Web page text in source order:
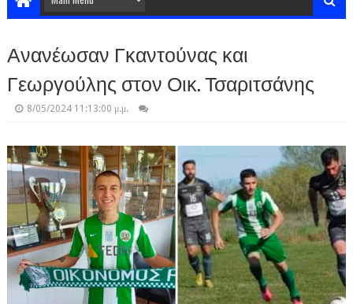
Ανανέωσαν Γκαντούνας και
Γεωργούλης στον Οικ. Τσαριτσάνης
8/05/2024 11:13:00 μ.μ.